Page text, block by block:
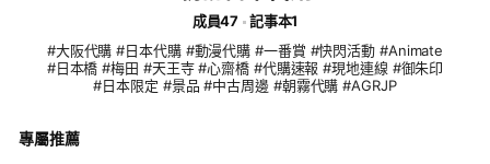
成員47
記事本1
#大阪代購 #日本代購 #動漫代購 #一番賞 #快閃活動 #Animate
#日本橋 #梅田 #天王寺 #心齋橋 #代購速報 #現地連線 #御朱印
#日本限定 #景品 #中古周邊 #朝霧代購 #AGRJP
專屬推薦